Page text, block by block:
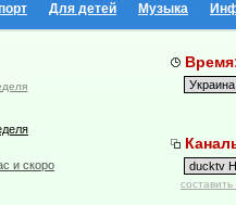
Для детей Музыка
и скоро